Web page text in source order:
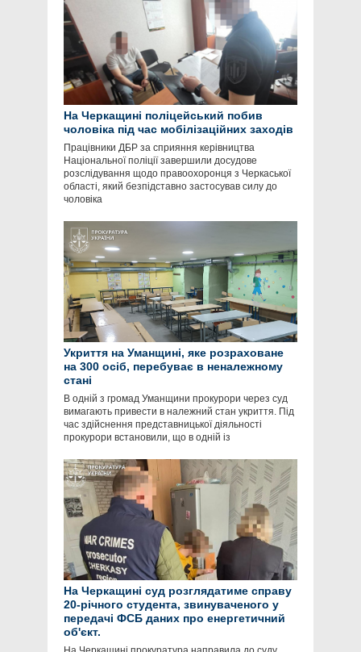
На Черкащині поліцейський побив
чоловіка під час мобілізаційних заходів
Працівники ДБР за сприяння керівництва
Національної поліції завершили досудове
розслідування щодо правоохоронця з Черкаської
області, який безпідставно застосував силу до
чоловіка
Укриття на Уманщині, яке розраховане
на 300 осіб, перебуває в неналежному
стані
В одній з громад Уманщини прокурори через суд
вимагають привести в належний стан укриття. Під
час здійснення представницької діяльності
прокурори встановили, що в одній із
На Черкащині суд розглядатиме справу
20-річного студента, звинуваченого у
передачі ФСБ даних про енергетичний
об'єкт.